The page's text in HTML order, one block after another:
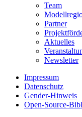
Team
Partner
Aktuelles
Newsletter
Impressum
Datenschutz
Gender-Hinweis
Open-Source-